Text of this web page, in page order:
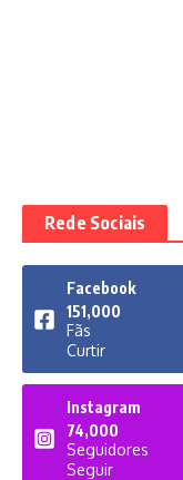
Rede Sociais
Facebook
151,000
Fãs
Curtir
Instagram
74,000
Seguidores
Seguir